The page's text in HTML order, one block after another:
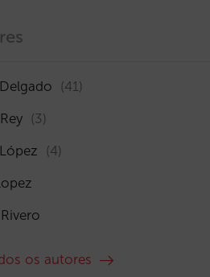
(41)
(3)
(4)
os autores